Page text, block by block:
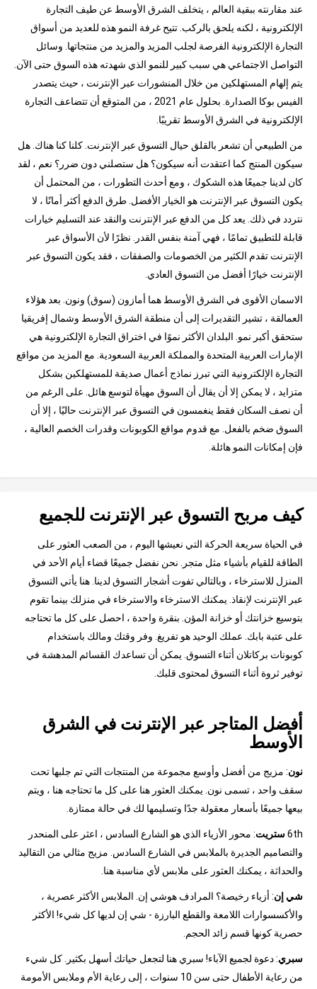
عند مقارنته ببقية العالم ، يتخلف الشرق الأوسط عن طيف التجارة
الإلكترونية ، لكنه يلحق بالركب. تتيح غرفة النمو هذه للعديد من أسواق
التجارة الإلكترونية الفرصة لجلب المزيد والمزيد من منتجاتها. وسائل
التواصل الاجتماعي هي سبب كبير للنمو الذي شهدته هذه السوق حتى الآن.
يتم إلهام المستهلكين من خلال المنشورات عبر الإنترنت ، حيث يتصدر
الفيس بوكا الصدارة. بحلول عام 2021 ، من المتوقع أن تتضاعف التجارة
الإلكترونية في الشرق الأوسط تقريبًا.
من الطبيعي أن تشعر بالقلق حيال التسوق عبر الإنترنت. كلنا كنا هناك. هل
سيكون المنتج كما اعتقدت أنه سيكون؟ هل ستصلني دون ضرر؟ نعم ، لقد
كان لدينا جميعًا هذه الشكوك ، ومع أحدث التطورات ، من المحتمل أن
يكون التسوق عبر الإنترنت هو الخيار الأفضل. طرق الدفع أكثر أمانًا ، لا
نتردد في ذلك. يعد كل من الدفع عبر الإنترنت والنقد عند التسليم خيارات
قابلة للتطبيق تمامًا ، فهي آمنة بنفس القدر. نظرًا لأن الأسواق عبر
الإنترنت تقدم الكثير من الخصومات والصفقات ، فقد يكون التسوق عبر
الإنترنت خيارًا أفضل من التسوق العادي.
الاسمان الأقوى في الشرق الأوسط هما أمازون (سوق) ونون. بعد هؤلاء
العمالقة ، تشير التقديرات إلى أن منطقة الشرق الأوسط وشمال إفريقيا
ستحقق أكبر نمو. البلدان الأكثر نموًا في اختراق التجارة الإلكترونية هي
الإمارات العربية المتحدة والمملكة العربية السعودية. مع المزيد من مواقع
التجارة الإلكترونية التي تبرز نماذج أعمال صديقة للمستهلكين بشكل
متزايد ، لا يمكن إلا أن يقال أن السوق مهيأة لتوسع هائل. على الرغم من
أن نصف السكان فقط ينغمسون في التسوق عبر الإنترنت حاليًا ، إلا أن
السوق ضخم بالفعل. مع قدوم مواقع الكوبونات وقدرات الخصم العالية ،
فإن إمكانات النمو هائلة.
كيف مربح التسوق عبر الإنترنت للجميع
في الحياة سريعة الحركة التي نعيشها اليوم ، من الصعب العثور على
الطاقة للقيام بأشياء مثل متجر. نحن نفضل جميعًا قضاء أيام الأحد في
المنزل للاسترخاء ، وبالتالي تفوت أشجار التسوق لدينا. هنا يأتي التسوق
عبر الإنترنت لإنقاذ. يمكنك الاسترخاء والاسترخاء في منزلك بينما تقوم
بتوسيع خزانتك أو خزانة المؤن. بنقرة واحدة ، احصل على كل ما تحتاجه
على عتبة بابك. عملك الوحيد هو تفريغ. وفر وقتك ومالك باستخدام
كوبونات بركاتلان أثناء التسوق. يمكن أن تساعدك القسائم المدهشة في
توفير ثروة أثناء التسوق لمحتوى قلبك.
أفضل المتاجر عبر الإنترنت في الشرق
الأوسط
نون: مزيج من أفضل وأوسع مجموعة من المنتجات التي تم جلبها تحت
سقف واحد ، تسمى نون. يمكنك العثور هنا على كل ما تحتاجه هنا ، ويتم
بيعها جميعًا بأسعار معقولة جدًا وتسليمها لك في حالة ممتازة.
6thستريت: محور الأزياء الذي هو الشارع السادس ، اعثر على المنحدر
والتصاميم الجديرة بالملابس في الشارع السادس. مزيج مثالي من التقاليد
والحداثة ، يمكنك العثور على ملابس لأي مناسبة هنا.
شي إن: أزياء رخيصة؟ المرادف هوشي إن. الملابس الأكثر عصرية ،
والأكسسوارات اللامعة والقطع البارزة - شي إن لديها كل شيء! الأكثر
حصرية كونها قسم زائد الحجم.
سبري: دعوة لجميع الآباء! سبري هنا لتجعل حياتك أسهل بكثير. كل شيء
من رعاية الأطفال حتى سن 10 سنوات ، إلى رعاية الأم وملابس الأمومة